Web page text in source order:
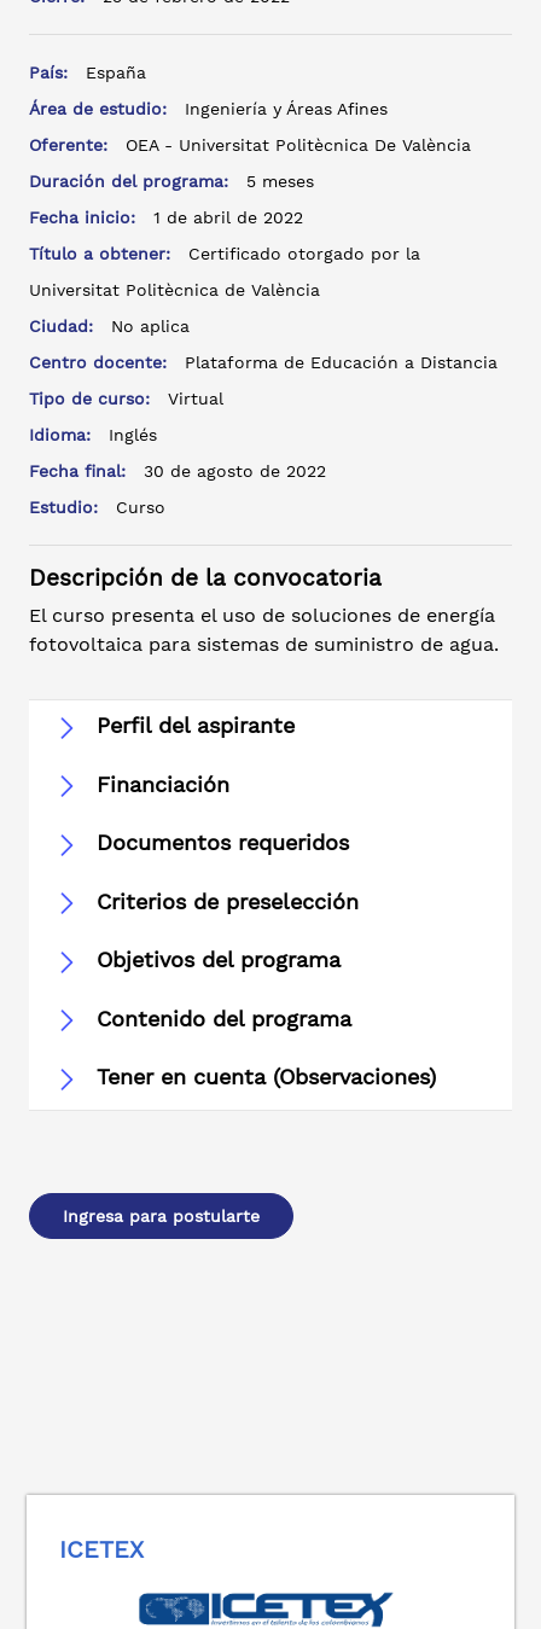
País:
España
Área de estudio:
Ingeniería y Áreas Afines
Oferente:
OEA - Universitat Politècnica De València
Duración del programa:
5 meses
Fecha inicio:
1 de abril de 2022
Título a obtener:
Certificado otorgado por la
Universitat Politècnica de València
Ciudad:
No aplica
Centro docente:
Plataforma de Educación a Distancia
Tipo de curso:
Virtual
Idioma:
Inglés
Fecha final:
30 de agosto de 2022
Estudio:
Curso
Descripción de la convocatoria
El curso presenta el uso de soluciones de energía
fotovoltaica para sistemas de suministro de agua.
Perfil del aspirante
Financiación
Documentos requeridos
Criterios de preselección
Objetivos del programa
Contenido del programa
Tener en cuenta (Observaciones)
Ingresa para postularte
ICETEX